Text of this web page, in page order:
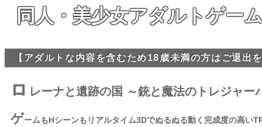
同人・美少女アダルトゲー
【アダルトな内容を含むため18歳未満の方はご退出
ロ レーナと遺跡の国 ～銃と魔法のトレジャー
ゲームもHシーンもリアルタイム3Dでぬるぬる動く完成度の高い